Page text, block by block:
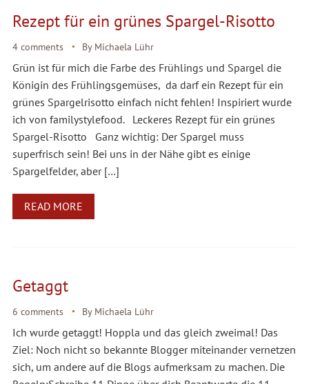
Rezept für ein grünes Spargel-Risotto
4 comments By Michaela Lühr
Grün ist für mich die Farbe des Frühlings und Spargel die
Königin des Frühlingsgemüses, da darf ein Rezept für ein
grünes Spargelrisotto einfach nicht fehlen! Inspiriert wurde
ich von familystylefood. Leckeres Rezept für ein grünes
Spargel-Risotto Ganz wichtig: Der Spargel muss
superfrisch sein! Bei uns in der Nähe gibt es einige
Spargelfelder, aber […]
READ MORE
Getaggt
6 comments By Michaela Lühr
Ich wurde getaggt! Hoppla und das gleich zweimal! Das
Ziel: Noch nicht so bekannte Blogger miteinander vernetzen
sich, um andere auf die Blogs aufmerksam zu machen. Die